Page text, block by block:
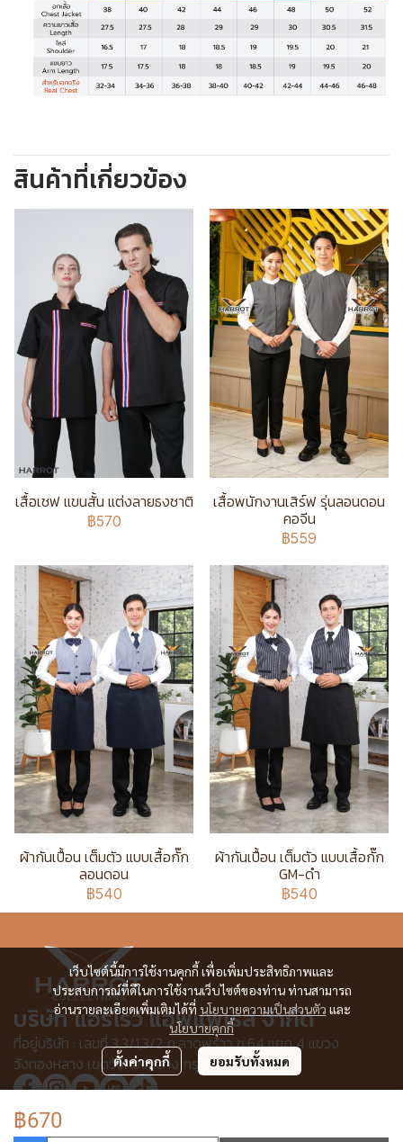
สินค้าที่เกี่ยวข้อง
เสื้อเชฟ แขนสั้น แต่งลายธงชาติ
฿570
เสื้อพนักงานเสิร์ฟ รุ่นลอนดอน
คอจีน
฿559
ผ้ากันเปื้อน เต็มตัว แบบเสื้อกั๊ก
ลอนดอน
฿540
ผ้ากันเปื้อน เต็มตัว แบบเสื้อกั๊ก
GM-ดำ
฿540
฿670
เว็บไซต์นี้มีการใช้งานคุกกี้ เพื่อเพิ่มประสิทธิภาพและ
ประสบการณ์ที่ดีในการใช้งานเว็บไซต์ของท่าน ท่านสามารถ
อ่านรายละเอียดเพิ่มเติมได้ที่ นโยบายความเป็นส่วนตัว และ
นโยบายคุกกี้
ตั้งค่าคุกกี้ ยอมรับทั้งหมด
บริษัท แอร์โรว์ แอพแพเรล จำกัด
ที่อยู่บริษัท : เลขที่ 3,3/1,3/2 ก.ลาดพร้าว ซ.64 แยก 4 แขวง
วังทองหลาง เขตวังทองหลาง กรุงเทพฯ 10310